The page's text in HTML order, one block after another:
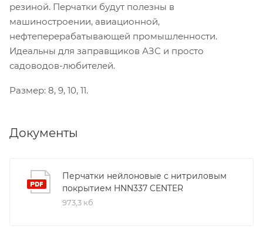
резиной. Перчатки будут полезны в
машиностроении, авиационной,
нефтеперерабатывающей промышленности.
Идеальны для заправщиков АЗС и просто
садоводов-любителей.
Размер: 8, 9, 10, 11.
Документы
Перчатки нейлоновые с нитриловым
покрытием HNN337 CENTER
973,3 кб